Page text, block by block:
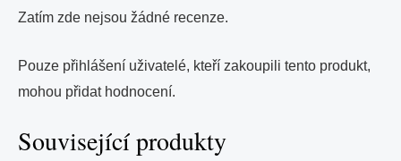
Zatím zde nejsou žádné recenze.
Pouze přihlášení uživatelé, kteří zakoupili tento produkt,
mohou přidat hodnocení.
Související produkty